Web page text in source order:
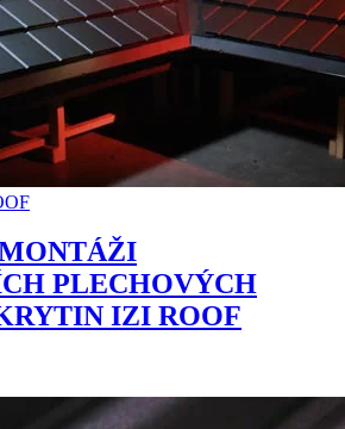
PLECHOVÝCH
IZI ROOF